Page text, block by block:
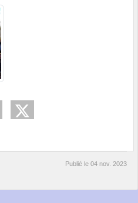
Publié le 04 nov. 2023